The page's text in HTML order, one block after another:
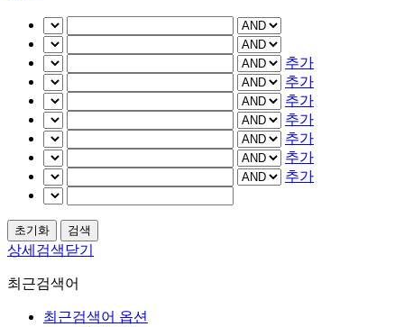
추가
추가
추가
추가
추가
추가
추가
상세검색닫기
최근검색어
최근검색어 옵션